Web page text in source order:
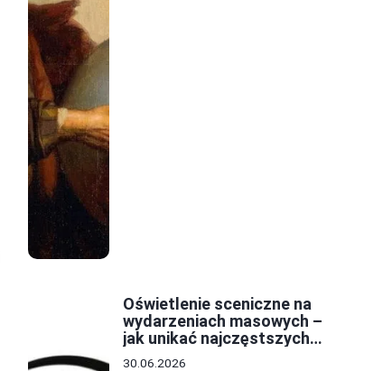
Oświetlenie sceniczne na
wydarzeniach masowych –
jak unikać najczęstszych
błędów w projekcie?
30.06.2026